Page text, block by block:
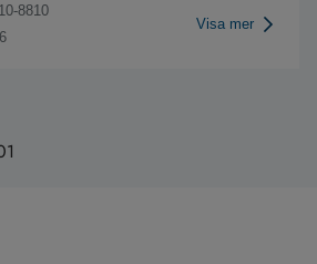
8810
Visa mer